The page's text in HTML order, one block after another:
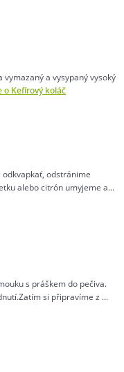
a vysypaný vysoký
o Kefírový koláč
odkvapkať, odstránime
alebo citrón umyjeme a...
s práškem do pečiva.
si připravíme z ...